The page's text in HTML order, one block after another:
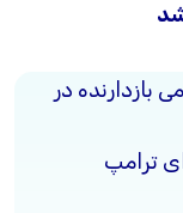
بازدارنده در
ترامپ